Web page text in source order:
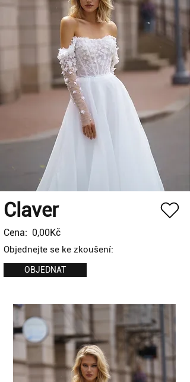
Claver
Cena: 0,00Kč
Objednejte se ke zkoušení:
OBJEDNAT